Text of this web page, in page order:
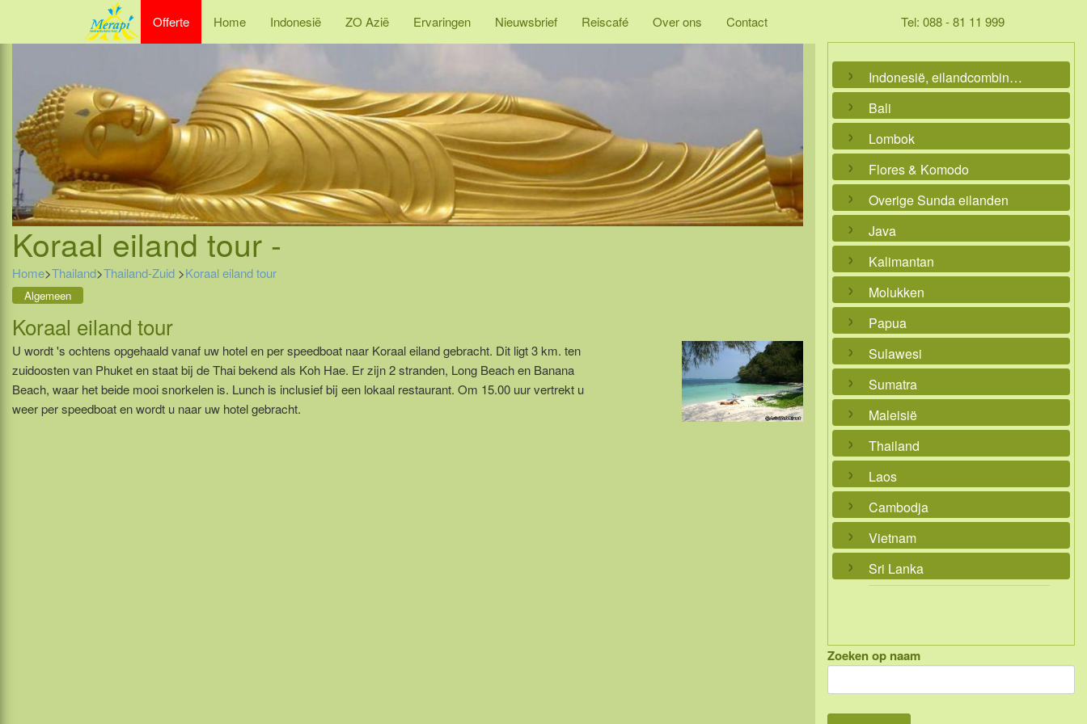
Offerte Home Indonesië ZO Azië Ervaringen Nieuwsbrief Reiscafé Over ons Contact Tel: 088 - 81 11 999
Koraal eiland tour -
Home>Thailand>Thailand-Zuid >Koraal eiland tour
Algemeen
Koraal eiland tour
U wordt 's ochtens opgehaald vanaf uw hotel en per speedboat naar Koraal eiland gebracht. Dit ligt 3 km. ten
zuidoosten van Phuket en staat bij de Thai bekend als Koh Hae. Er zijn 2 stranden, Long Beach en Banana
Beach, waar het beide mooi snorkelen is. Lunch is inclusief bij een lokaal restaurant. Om 15.00 uur vertrekt u
weer per speedboat en wordt u naar uw hotel gebracht.
Indonesië, eilandcombinaties
Bali
Lombok
Flores & Komodo
Overige Sunda eilanden
Java
Kalimantan
Molukken
Papua
Sulawesi
Sumatra
Maleisië
Thailand
Laos
Cambodja
Vietnam
Sri Lanka
Zoeken op naam